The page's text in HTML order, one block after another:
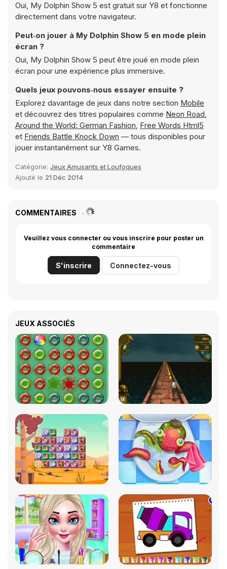
Oui, My Dolphin Show 5 est gratuit sur Y8 et fonctionne
directement dans votre navigateur.
Peut‑on jouer à My Dolphin Show 5 en mode plein
écran ?
Oui, My Dolphin Show 5 peut être joué en mode plein
écran pour une expérience plus immersive.
Quels jeux pouvons‑nous essayer ensuite ?
Explorez davantage de jeux dans notre section Mobile
et découvrez des titres populaires comme Neon Road,
Around the World: German Fashion, Free Words Html5
et Friends Battle Knock Down — tous disponibles pour
jouer instantanément sur Y8 Games.
Catégorie: Jeux Amusants et Loufoques
Ajouté le 21 Déc 2014
COMMENTAIRES
Veuillez vous connecter ou vous inscrire pour poster un
commentaire
S'inscrire Connectez-vous
JEUX ASSOCIÉS